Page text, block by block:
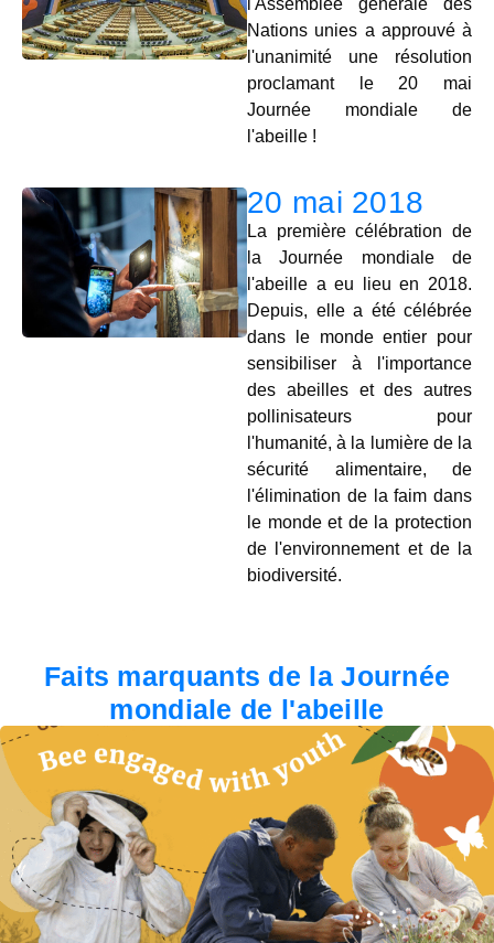
Nations unies a approuvé à
l'unanimité une résolution
proclamant le 20 mai
Journée mondiale de
l'abeille !
20 mai 2018
La première célébration de
la Journée mondiale de
l'abeille a eu lieu en 2018.
Depuis, elle a été célébrée
dans le monde entier pour
sensibiliser à l'importance
des abeilles et des autres
pollinisateurs pour
l'humanité, à la lumière de la
sécurité alimentaire, de
l'élimination de la faim dans
le monde et de la protection
de l'environnement et de la
biodiversité.
Faits marquants de la Journée
mondiale de l'abeille